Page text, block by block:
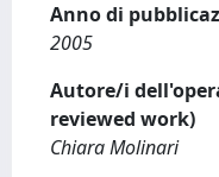
Anno di
2005
Autore/i
reviewed work)
Chiara Molinari